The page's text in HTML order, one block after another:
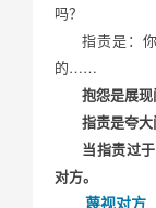
吗？
指责是：
的……
抱怨是展现
指责是夸大
当指责过
对方。
蔑视对方